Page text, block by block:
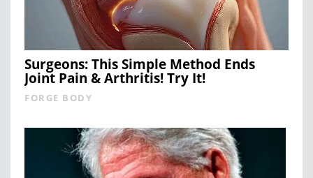
Surgeons: This Simple Method Ends
Joint Pain & Arthritis! Try It!
FORGE BODY